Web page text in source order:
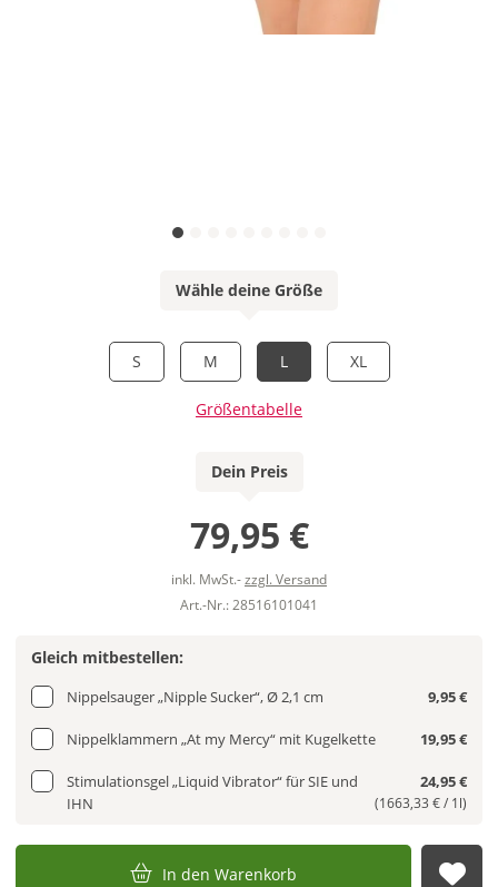
Wähle deine Größe
S M L XL
Größentabelle
Dein Preis
79,95 €
inkl. MwSt.-zzgl. Versand
Art.-Nr.: 28516101041
Gleich mitbestellen:
Nippelsauger „Nipple Sucker“, Ø 2,1 cm 9,95 €
Nippelklammern „At my Mercy“ mit Kugelkette 19,95 €
Stimulationsgel „Liquid Vibrator“ für SIE und
IHN
24,95 €
(1663,33 € / 1l)
In den Warenkorb